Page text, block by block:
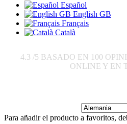
Español
English GB
Français
Català
4.3 /5 BASADO EN 100
ONLINE Y EN
Para añadir el producto a favoritos,